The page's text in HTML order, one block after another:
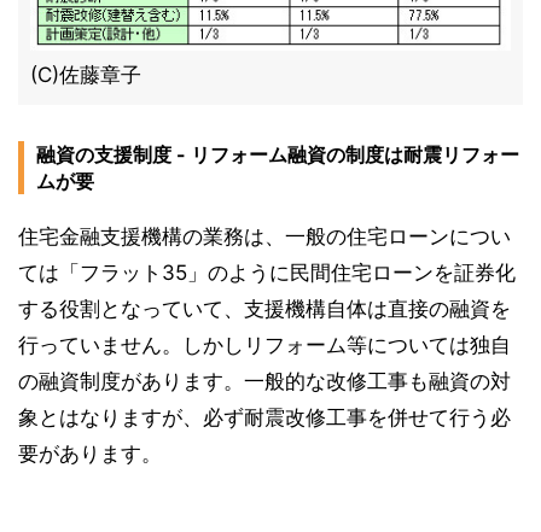
(C)佐藤章子
融資の支援制度 - リフォーム融資の制度は耐震リフォー
ムが要
住宅金融支援機構の業務は、一般の住宅ローンについ
ては「フラット35」のように民間住宅ローンを証券化
する役割となっていて、支援機構自体は直接の融資を
行っていません。しかしリフォーム等については独自
の融資制度があります。一般的な改修工事も融資の対
象とはなりますが、必ず耐震改修工事を併せて行う必
要があります。